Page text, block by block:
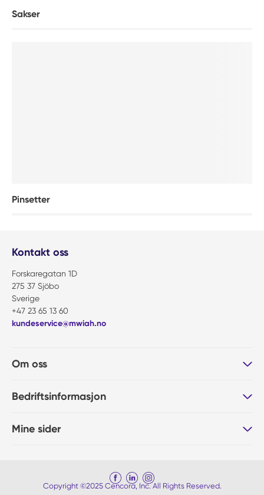
Sakser
Pinsetter
Kontakt oss
Forskaregatan 1D
275 37 Sjöbo
Sverige
+47 23 65 13 60
kundeservice@mwiah.no
Om oss
Bedriftsinformasjon
Mine sider
Copyright ©2025 Cencora, Inc. All Rights Reserved.